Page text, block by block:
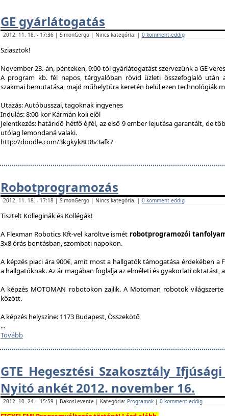
GE gyárlátogatás
2012. 11. 18. - 17:36 | SimonGergo | Nincs kategória. | 0 komment eddig
Sziasztok!
November 23.-án, pénteken, 9:00-tól gyárlátogatást szervezünk a GE
A program kb. fél napos, tárgyalóban rövid üzleti összefoglaló után
szakmai bemutatása, majd műhelytúra keretén belül ezen technológiák
Utazás: Autóbusszal, tagoknak ingyenes
Indulás: 8:00-kor Kármán koli elől
Jelentkezés: határidő hétfő éjfél, az első 9 ember lejutása garantált, de
utólag lemondaná valaki.
http://doodle.com/3kgkyk8tt8v3afk7
Robotprogramozás
2012. 11. 18. - 17:18 | SimonGergo | Nincs kategória. | 0 komment eddig
Tisztelt Kolleginák és Kollégák!
A Flexman Robotics Kft-vel karöltve ismét robotprogramozói
3x8 órás bontásban, szombati napokon.
A képzés piaci ára 900€, amit most a hallgatók támogatása érdekében a
a hallgatóknak. Az ár magában foglalja az elméleti és gyakorlati oktatást,
A képzés MOTOMAN robotokon zajlik. A Motoman robotok
között.
A képzés helyszíne: 1173 Budapest, Összekötő
...
Tovább
GTE Hegesztési Szakosztály
Nyitó ankét 2012. november 16.
2012. 10. 24. - 15:59 | BakosLevente | Kategória: Programok | 0 komment eddig